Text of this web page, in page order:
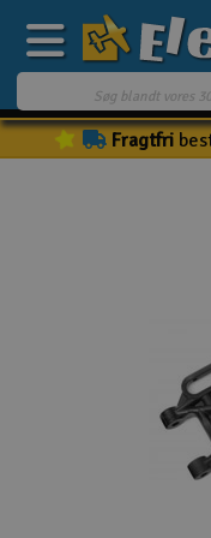
Ugens tilbud
Batteri &
Fragtfri